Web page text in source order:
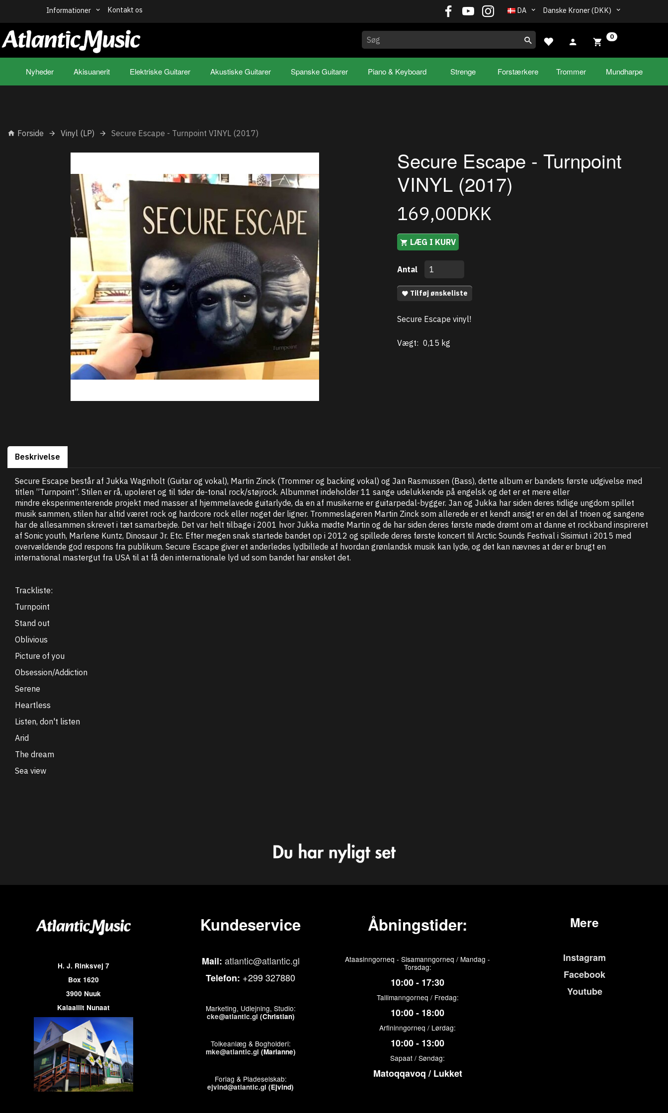
Danske Kroner (DKK)
DA
Informationer Kontakt os
0
Nyheder Akisuanerit Elektriske Guitarer Akustiske Guitarer Spanske Guitarer Piano & Keyboard Strenge Forstærkere Trommer Mundharpe
Forside Vinyl (LP) Secure Escape - Turnpoint VINYL (2017)
Secure Escape - Turnpoint
VINYL (2017)
169,00DKK
LÆG I KURV
Antal
Tilføj ønskeliste
Secure Escape vinyl!
Vægt: 0,15 kg
Beskrivelse
Secure Escape består af Jukka Wagnholt (Guitar og vokal), Martin Zinck (Trommer og backing vokal) og Jan Rasmussen (Bass), dette album er bandets første udgivelse med
titlen ”Turnpoint”. Stilen er rå, upoleret og til tider de-tonal rock/støjrock. Albummet indeholder 11 sange udelukkende på engelsk og det er et mere eller
mindre eksperimenterende projekt med masser af hjemmelavede guitarlyde, da en af musikerne er guitarpedal-bygger. Jan og Jukka har siden deres tidlige ungdom spillet
musik sammen, stilen har altid været rock og hardcore rock eller noget der ligner. Trommeslageren Martin Zinck som allerede er et kendt ansigt er en del af trioen og sangene
har de allesammen skrevet i tæt samarbejde. Det var helt tilbage i 2001 hvor Jukka mødte Martin og de har siden deres første møde drømt om at danne et rockband inspireret
af Sonic youth, Marlene Kuntz, Dinosaur Jr. Etc. Efter megen snak startede bandet op i 2012 og spillede deres første koncert til Arctic Sounds Festival i Sisimiut i 2015 med
overvældende god respons fra publikum. Secure Escape giver et anderledes lydbillede af hvordan grønlandsk musik kan lyde, og det kan nævnes at der er brugt en
international mastergut fra USA til at få den internationale lyd ud som bandet har ønsket det.
Trackliste:
Turnpoint
Stand out
Oblivious
Picture of you
Obsession/Addiction
Serene
Heartless
Listen, don't listen
Arid
The dream
Sea view
H. J. Rinksvej 7
Box 1620
3900 Nuuk
Kalaallit Nunaat
Kundeservice
Mail: atlantic@atlantic.gl
Telefon: +299 327880
Marketing, Udlejning, Studio:
cke@atlantic.gl (Christian)
Tolkeanlæg & Bogholderi:
mke@atlantic.gl (Marianne)
Forlag & Pladeselskab:
ejvind@atlantic.gl (Ejvind)
Åbningstider:
Ataasinngorneq - Sisamanngorneq / Mandag -
Torsdag:
10:00 - 17:30
Tallimanngorneq / Fredag:
10:00 - 18:00
Arfininngorneq / Lørdag:
10:00 - 13:00
Sapaat / Søndag:
Matoqqavoq / Lukket
Mere
Instagram
Facebook
Youtube